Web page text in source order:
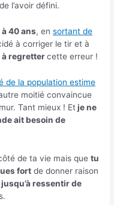
l’avoir défini.
40 ans, ensortant de
à corriger le tir et à
à regrettercette erreur !
de la population estime
moitié convaincue
Tant mieux ! Etje ne
ait besoin de
de ta vie mais quetu
fort de donner raison
ressentir de